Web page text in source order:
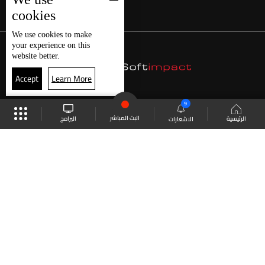
الرئيسية الاشعارات
9
البث المباشر البرامج
cookies
We use cookies to make
your experience on this
website better.
Accept Learn More
موقع البرامج الجدول البث المباشر